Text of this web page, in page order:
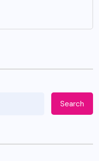
Search